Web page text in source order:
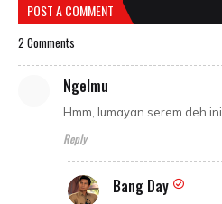
POST A COMMENT
2 Comments
Ngelmu
Hmm, lumayan serem deh ini
Reply
Bang Day